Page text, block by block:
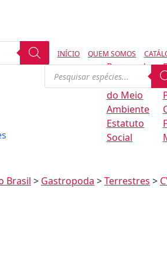
INÍCIO QUEM SOMOS
Regras de
Conservação
do Meio
Ambiente
Estatuto
Social
Brasil > Gastropoda >Terrestres >